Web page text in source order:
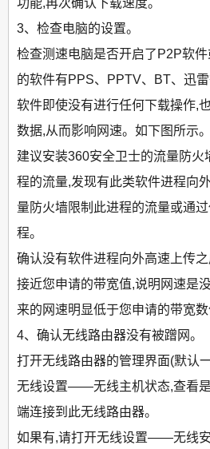
3、检查电脑的设置。
检查测速电脑是否开启了P2P软
的软件有PPS、PPTV、BT、迅
软件即使没有进行任何下载操作,
数据,从而影响网速。如下图所示。
建议安装360安全卫士的流量防火
程的流量,发现有此类软件进程向
量防火墙限制此进程的流量或通
程。
确认没有软件进程向外高速上传
接近您申请的带宽值,说明网速是
来的网速明显低于您申请的带宽数
4、确认无线路由器没有被蹭网。
打开无线路由器的管理界面(默认
无线设置——无线主机状态,查看
端连接到此无线路由器。
如果有,请打开无线设置——无线